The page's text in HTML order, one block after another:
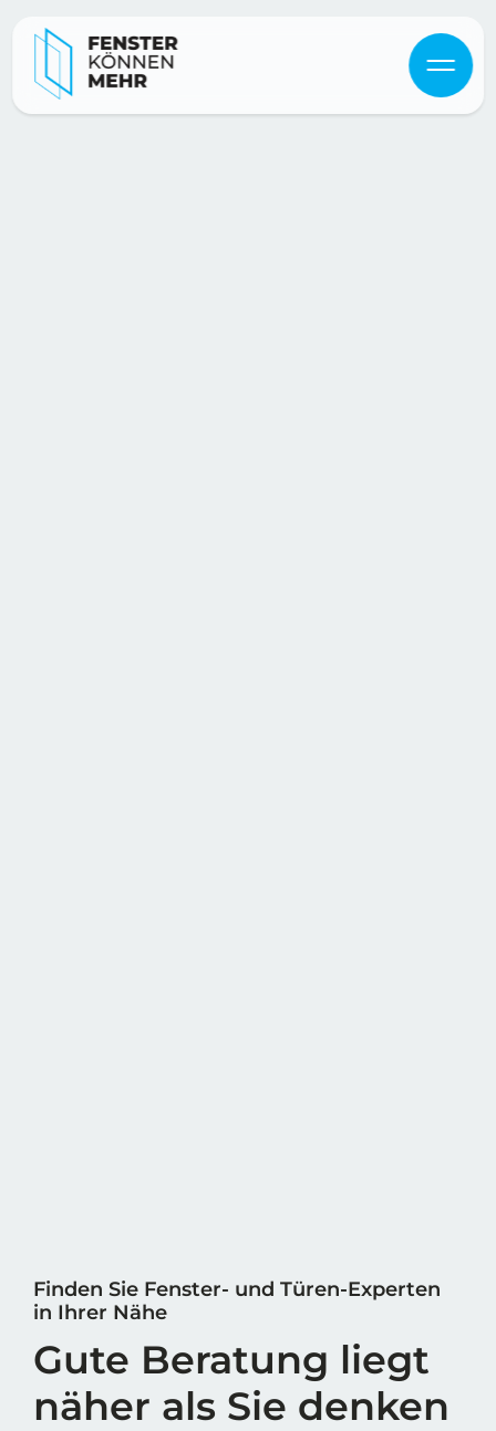
Finden Sie Fenster- und Türen-Experten
in Ihrer Nähe
Gute Beratung liegt
näher als Sie denken